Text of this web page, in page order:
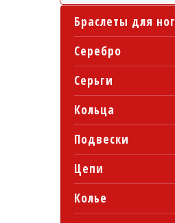
Браслеты для ног
Серебро
Серьги
Кольца
Подвески
Цепи
Колье